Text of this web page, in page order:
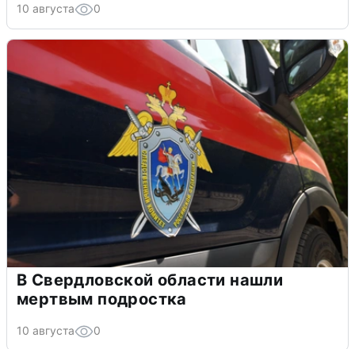
10 августа 0
В Свердловской области нашли
мертвым подростка
10 августа 0